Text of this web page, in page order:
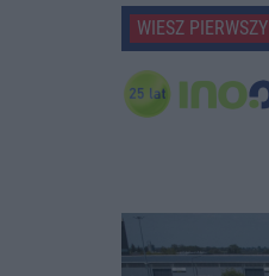
WIESZ PIERWSZY